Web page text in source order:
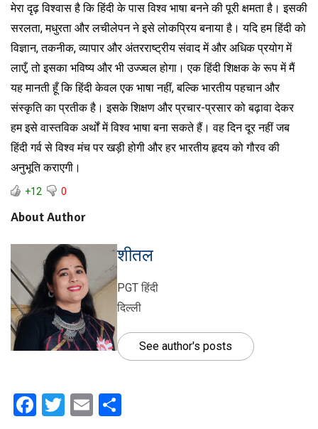
मेरा दृढ़ विश्वास है कि हिंदी के पास विश्व भाषा बनने की पूरी क्षमता है। इसकी
सरलता, मधुरता और लचीलेपन ने इसे लोकप्रिय बनाया है। यदि हम हिंदी को
विज्ञान, तकनीक, व्यापार और अंतरराष्ट्रीय संवाद में और अधिक प्रयोग में
लाएँ, तो इसका भविष्य और भी उज्ज्वल होगा। एक हिंदी शिक्षक के रूप में मैं
यह मानती हूँ कि हिंदी केवल एक भाषा नहीं, बल्कि भारतीय पहचान और
संस्कृति का प्रतीक है। इसके शिक्षण और प्रचार-प्रसार को बढ़ावा देकर
हम इसे वास्तविक अर्थों में विश्व भाषा बना सकते हैं। वह दिन दूर नहीं जब
हिंदी गर्व से विश्व मंच पर खड़ी होगी और हर भारतीय हृदय को गौरव की
अनुभूति कराएगी।
+12 0
About Author
शीतल
PGT हिंदी
दिल्ली
See author's posts
Facebook
Twitter
Email